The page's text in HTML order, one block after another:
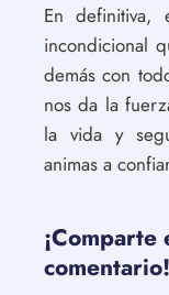
En
incondicional
demás con
nos da la
la vida y
animas a
comentario!